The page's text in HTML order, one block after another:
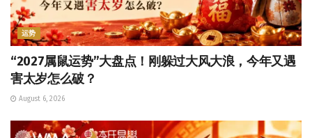
运势
“2027属鼠运势”大盘点！刚躲过大风大浪，今年又遇
害太岁怎么破？
August 6, 2026